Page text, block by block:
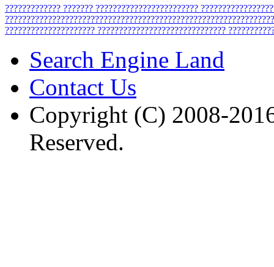
????????????? ??????? ????????????????????????
????????????????????? ??????????????????????????????
Search Engine Land
Contact Us
Copyright (C) 2008-
Reserved.